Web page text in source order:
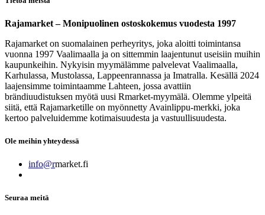
Rajamarket – Monipuolinen ostoskokemus vuodesta 1997
Rajamarket on suomalainen perheyritys, joka aloitti toimintansa
vuonna 1997 Vaalimaalla ja on sittemmin laajentunut useisiin muihin
kaupunkeihin. Nykyisin myymälämme palvelevat Vaalimaalla,
Karhulassa, Mustolassa, Lappeenrannassa ja Imatralla. Kesällä 2024
laajensimme toimintaamme Lahteen, jossa avattiin
brändiuudistuksen myötä uusi Rmarket-myymälä. Olemme ylpeitä
siitä, että Rajamarketille on myönnetty Avainlippu-merkki, joka
kertoo palveluidemme kotimaisuudesta ja vastuullisuudesta.
Ole meihin yhteydessä
info@rmarket.fi
Seuraa meitä